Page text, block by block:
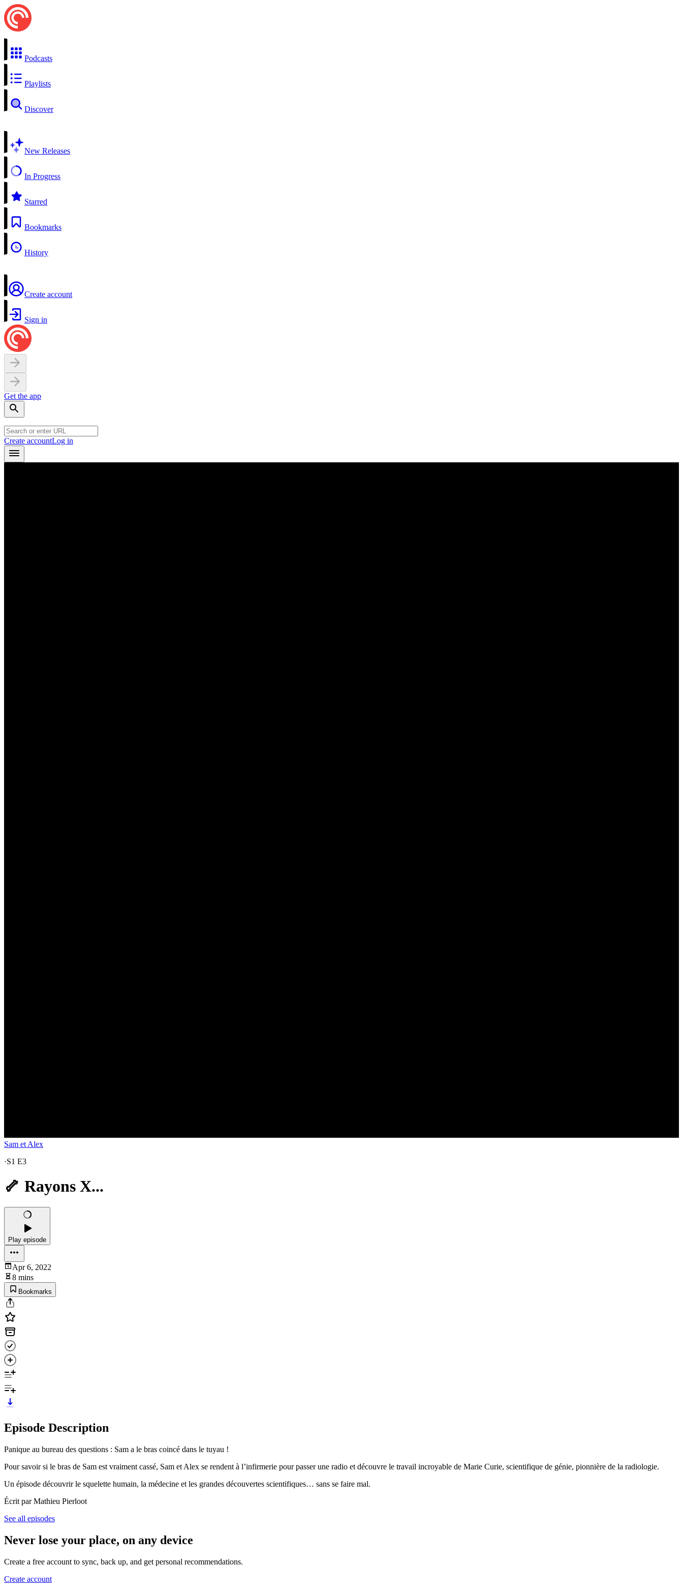
Podcasts
Playlists
Discover
New Releases
In Progress
Starred
Bookmarks
History
Create account
Sign in
Get the app
Create accountLog in
Sam et Alex
·S1 E3
🦴 Rayons X...
Play episode
Apr 6, 2022
8 mins
Bookmarks
Episode Description
Panique au bureau des questions : Sam a le bras coincé dans le tuyau !
Pour savoir si le bras de Sam est vraiment cassé, Sam et Alex se rendent à l’infirmerie pour passer une radio et découvre le travail incroyable de Marie Curie, scientifique de génie, pionnière de la radiologie.
Un épisode découvrir le squelette humain, la médecine et les grandes découvertes scientifiques… sans se faire mal.
Écrit par Mathieu Pierloot
See all episodes
Never lose your place, on any device
Create a free account to sync, back up, and get personal recommendations.
Create account